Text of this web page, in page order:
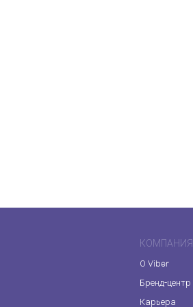
КОМПАНИЯ
О Viber
Бренд-центр
Карьера